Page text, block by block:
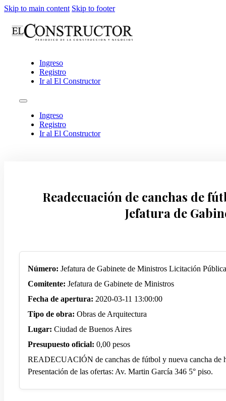
Skip to main content Skip to footer
Ingreso
Registro
Ir al El Constructor
Ingreso
Registro
Ir al El Constructor
Readecuación de canchas de
Jefatura de
Número: Jefatura de Gabinete de Ministros Licitación
Comitente: Jefatura de Gabinete de Ministros
Fecha de apertura: 2020-03-11 13:00:00
Tipo de obra: Obras de Arquitectura
Lugar: Ciudad de Buenos Aires
Presupuesto oficial: 0,00 pesos
READECUACIÓN de canchas de fútbol y nueva cancha de
Presentación de las ofertas: Av. Martin García 346 5° piso.